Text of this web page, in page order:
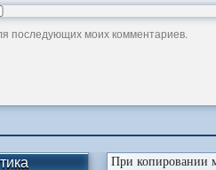
последующих моих комментариев.
При копировании